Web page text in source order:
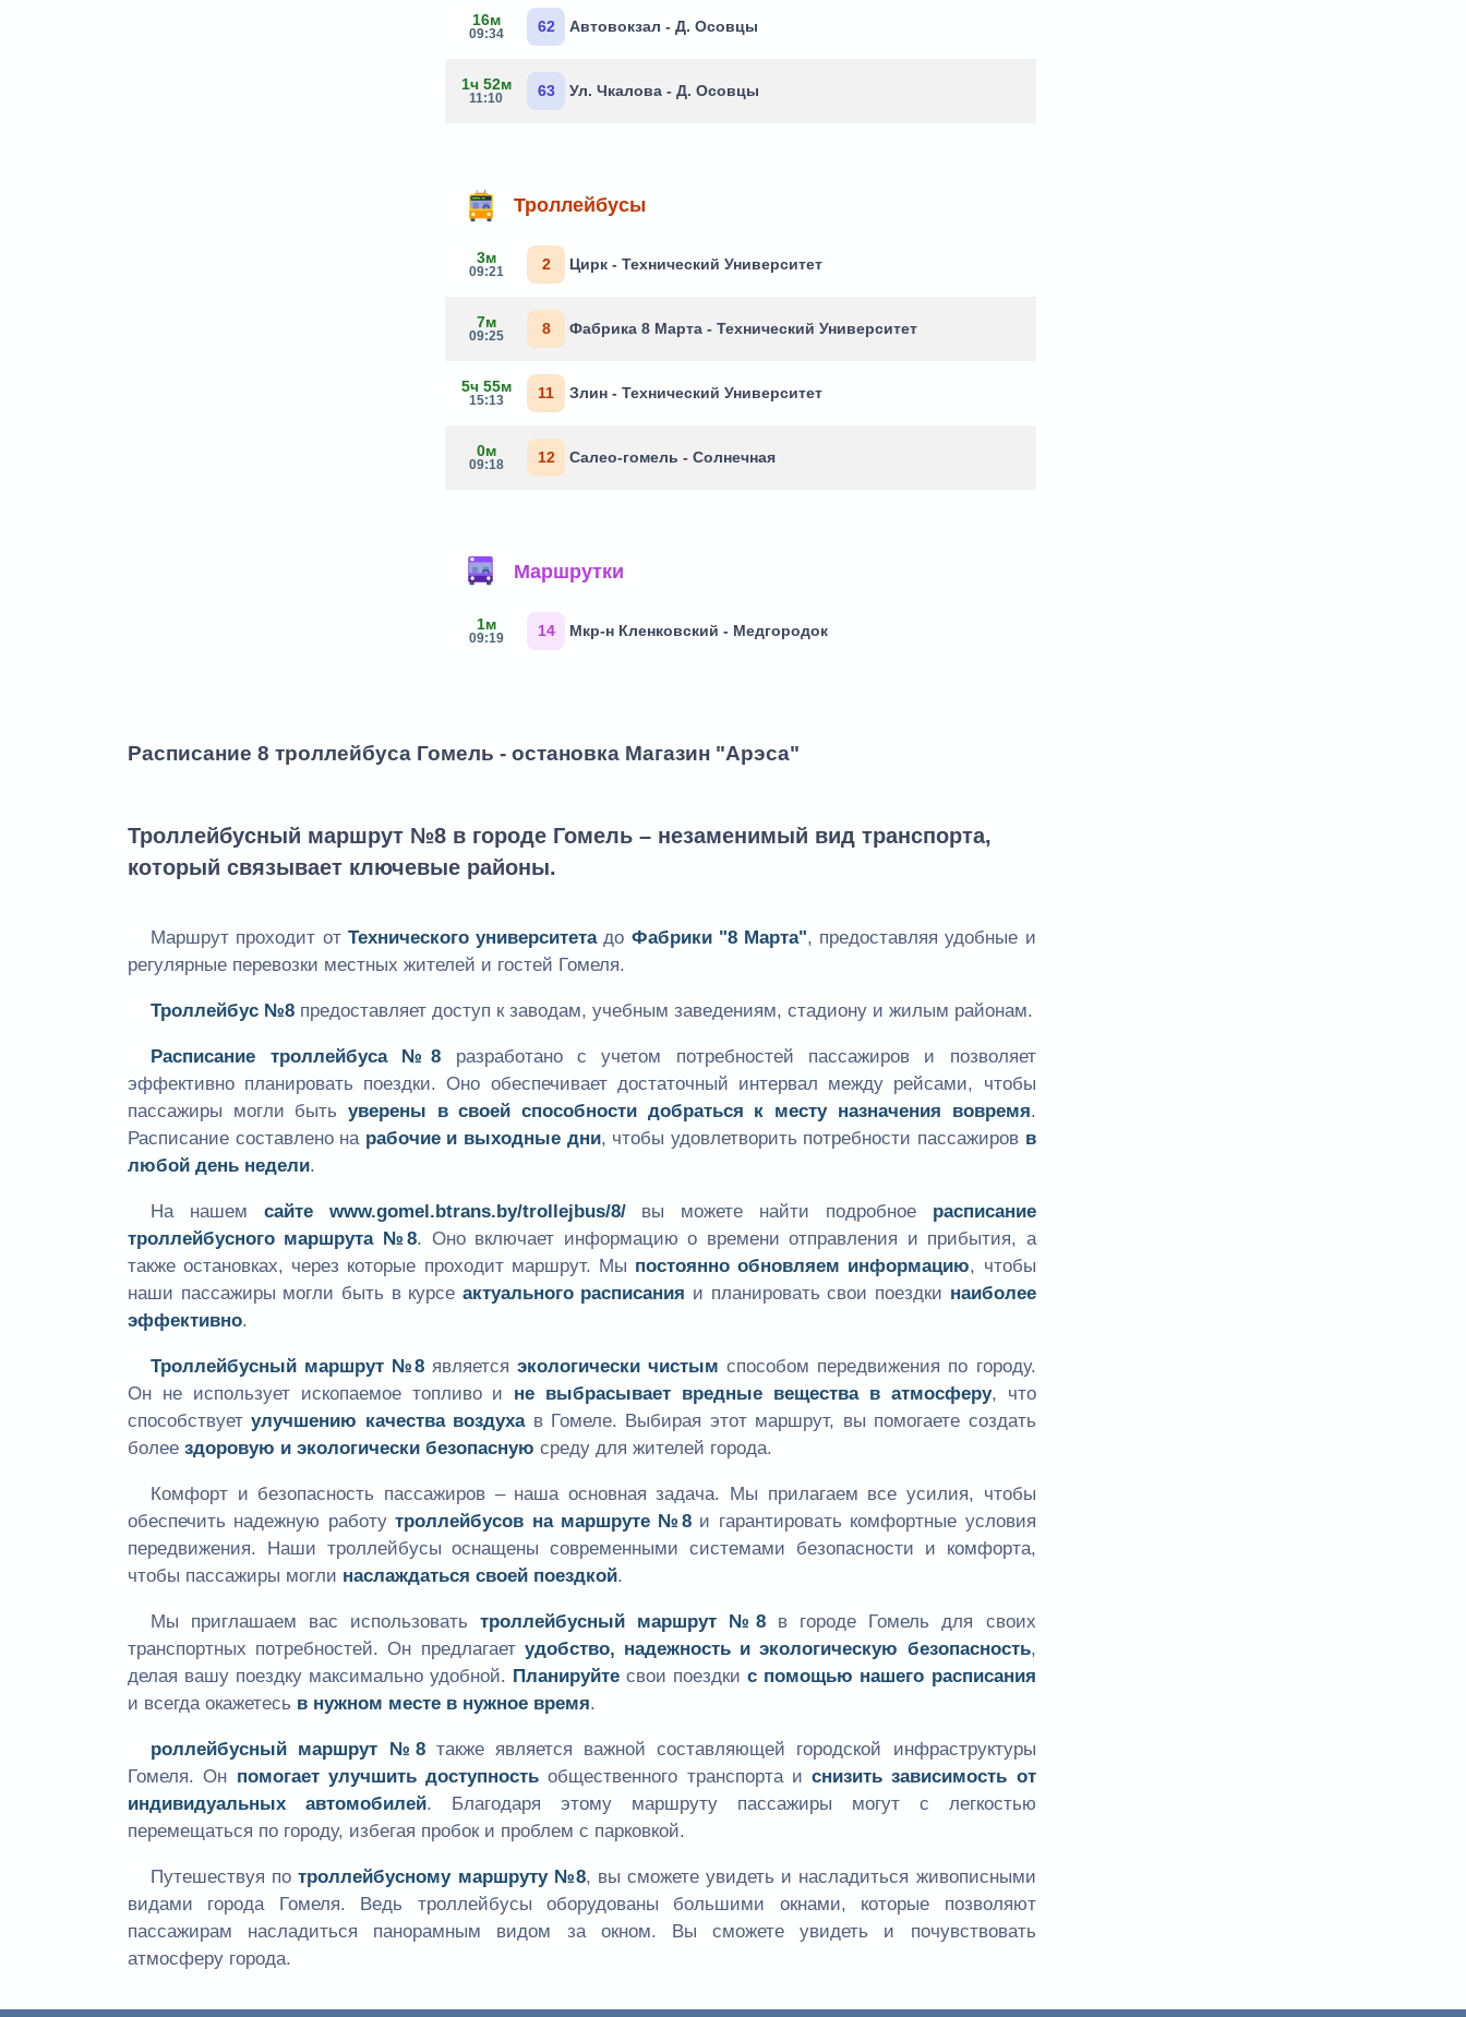
16м
09:34 62 Автовокзал - Д. Осовцы
1ч 52м
11:10 63 Ул. Чкалова - Д. Осовцы
Троллейбусы
3м
09:21 2 Цирк - Технический Университет
7м
09:25 8 Фабрика 8 Марта - Технический Университет
5ч 55м
15:13 11 Злин - Технический Университет
0м
09:18 12 Салео-гомель - Солнечная
Маршрутки
1м
09:19 14 Мкр-н Кленковский - Медгородок
Расписание 8 троллейбуса Гомель - остановка Магазин "Арэса"
Троллейбусный маршрут №8 в городе Гомель – незаменимый вид транспорта,
который связывает ключевые районы.
Маршрут проходит от Технического университетадо Фабрики "8 Марта", предоставляя удобные и
регулярные перевозки местных жителей и гостей Гомеля.
Троллейбус №8 предоставляет доступ к заводам, учебным заведениям, стадиону и жилым районам.
Расписание троллейбуса №8 разработано с учетом потребностей пассажиров и позволяет
эффективно планировать поездки. Оно обеспечивает достаточный интервал между рейсами, чтобы
пассажиры могли бытьуверены в своей способности добраться к месту назначения вовремя.
Расписание составлено на рабочие и выходные дни, чтобы удовлетворить потребности пассажиров в
любой день недели.
На нашем сайте www.gomel.btrans.by/trollejbus/8/вы можете найти подробное расписание
троллейбусного маршрута №8. Оно включает информацию о времени отправления и прибытия, а
также остановках, через которые проходит маршрут. Мы постоянно обновляем информацию, чтобы
наши пассажиры могли быть в курсе актуального расписания и планировать свои поездки наиболее
эффективно.
Троллейбусный маршрут №8 являетсяэкологически чистым способом передвижения по городу.
Он не использует ископаемое топливо и не выбрасывает вредные вещества в атмосферу, что
способствуетулучшению качества воздухав Гомеле. Выбирая этот маршрут, вы помогаете создать
более здоровую и экологически безопасную среду для жителей города.
Комфорт и безопасность пассажиров – наша основная задача. Мы прилагаем все усилия, чтобы
обеспечить надежную работутроллейбусов на маршруте №8и гарантировать комфортные условия
передвижения. Наши троллейбусы оснащены современными системами безопасности и комфорта,
чтобы пассажиры могли наслаждаться своей поездкой.
Мы приглашаем вас использоватьтроллейбусный маршрут №8 в городе Гомель для своих
транспортных потребностей. Он предлагает удобство, надежность и экологическую безопасность,
делая вашу поездку максимально удобной. Планируйте свои поездкис помощью нашего расписания
и всегда окажетесь в нужном месте в нужное время.
роллейбусный маршрут №8также является важной составляющей городской инфраструктуры
Гомеля. Он помогает улучшить доступность общественного транспорта и снизить зависимость от
индивидуальных автомобилей. Благодаря этому маршруту пассажиры могут с легкостью
перемещаться по городу, избегая пробок и проблем с парковкой.
Путешествуя потроллейбусному маршруту №8, вы сможете увидеть и насладиться живописными
видами города Гомеля. Ведь троллейбусы оборудованы большими окнами, которые позволяют
пассажирам насладиться панорамным видом за окном. Вы сможете увидеть и почувствовать
атмосферу города.